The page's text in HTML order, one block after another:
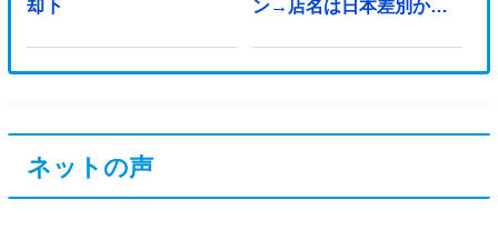
却下
ン→店名は日本差別から
ネットの声